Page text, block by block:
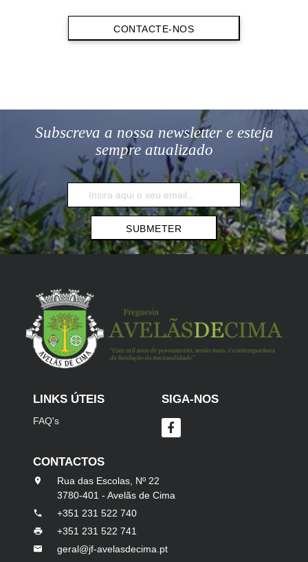
CONTACTE-NOS
Subscreva a nossa newsletter e esteja
sempre atualizado
SUBMETER
LINKS ÚTEIS
FAQ's
SIGA-NOS
CONTACTOS
Rua das Escolas, Nº 22
3780-401 - Avelãs de Cima
+351 231 522 740
+351 231 522 741
geral@jf-avelasdecima.pt